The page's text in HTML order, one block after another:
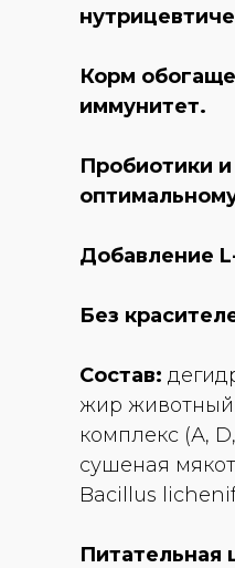
Корм
иммунитет.
Пробиотики
Добавление
Без
Состав:
жир животный
комплекс (А,
сушеная
Bacillus
Питательная